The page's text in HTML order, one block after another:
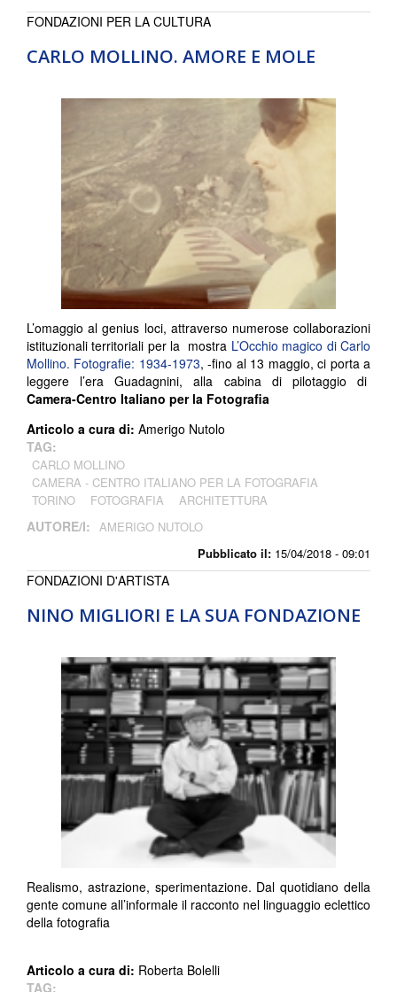
CARLO MOLLINO. AMORE E MOLE
Pubblicato il: 15/04/2018 - 09:01
FONDAZIONI PER LA CULTURA
L’omaggio al genius loci, attraverso numerose collaborazioni
istituzionali territoriali per la mostra L’Occhio magico di Carlo
Mollino. Fotografie: 1934-1973, -fino al 13 maggio, ci porta a
leggere l’era Guadagnini, alla cabina di pilotaggio di
Camera-Centro Italiano per la Fotografia
Articolo a cura di: Amerigo Nutolo
TAG:
CARLO MOLLINO
CAMERA - CENTRO ITALIANO PER LA FOTOGRAFIA
TORINO
FOTOGRAFIA ARCHITETTURA
AUTORE/I: AMERIGO NUTOLO
NINO MIGLIORI E LA SUA FONDAZIONE
FONDAZIONI D'ARTISTA
Realismo, astrazione, sperimentazione. Dal quotidiano della
gente comune all’informale il racconto nel linguaggio eclettico
della fotografia
Articolo a cura di: Roberta Bolelli
TAG: